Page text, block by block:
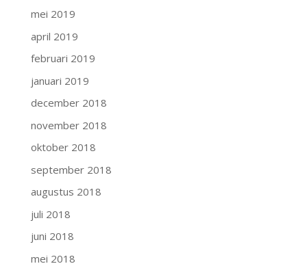
mei 2019
april 2019
februari 2019
januari 2019
december 2018
november 2018
oktober 2018
september 2018
augustus 2018
juli 2018
juni 2018
mei 2018